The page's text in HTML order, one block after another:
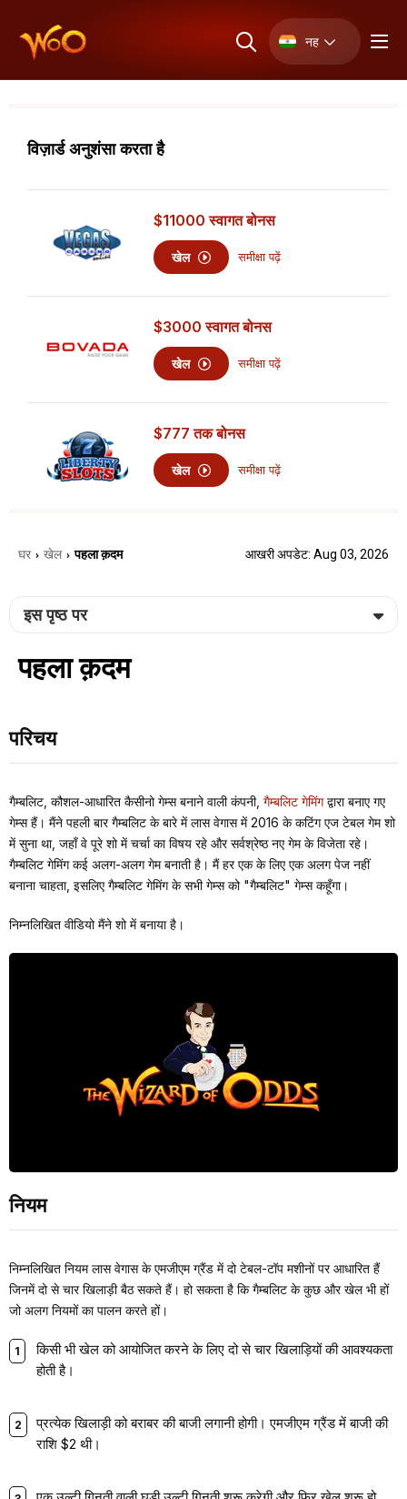
नह
विज़ार्ड अनुशंसा करता है
$11000 स्वागत बोनस
खेल समीक्षा पढ़ें
$3000 स्वागत बोनस
खेल समीक्षा पढ़ें
$777 तक बोनस
खेल समीक्षा पढ़ें
घर › खेल › पहला क़दम आखरी अपडेट: Aug 03, 2026
इस पृष्ठ पर
पहला क़दम
परिचय
गैम्बलिट, कौशल-आधारित कैसीनो गेम्स बनाने वाली कंपनी, गैम्बलिट गेमिंगद्वारा बनाए गए
गेम्स हैं। मैंने पहली बार गैम्बलिट के बारे में लास वेगास में 2016 के कटिंग एज टेबल गेम शो
में सुना था, जहाँ वे पूरे शो में चर्चा का विषय रहे और सर्वश्रेष्ठ नए गेम के विजेता रहे।
गैम्बलिट गेमिंग कई अलग-अलग गेम बनाती है। मैं हर एक के लिए एक अलग पेज नहीं
बनाना चाहता, इसलिए गैम्बलिट गेमिंग के सभी गेम्स को "गैम्बलिट" गेम्स कहूँगा।
निम्नलिखित वीडियो मैंने शो में बनाया है।
नियम
निम्नलिखित नियम लास वेगास के एमजीएम ग्रैंड में दो टेबल-टॉप मशीनों पर आधारित हैं
जिनमें दो से चार खिलाड़ी बैठ सकते हैं। हो सकता है कि गैम्बलिट के कुछ और खेल भी हों
जो अलग नियमों का पालन करते हों।
किसी भी खेल को आयोजित करने के लिए दो से चार खिलाड़ियों की आवश्यकता
होती है।
प्रत्येक खिलाड़ी को बराबर की बाजी लगानी होगी। एमजीएम ग्रैंड में बाजी की
राशि $2 थी।